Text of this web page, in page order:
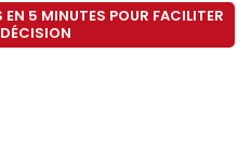
5 MINUTES POUR FACILITER